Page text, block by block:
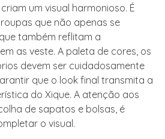
um visual harmonioso. É
que não apenas se
também reflitam a
as veste. A paleta de cores, os
devem ser cuidadosamente
que o look final transmita a
do Xique. A atenção aos
de sapatos e bolsas, é
o visual.